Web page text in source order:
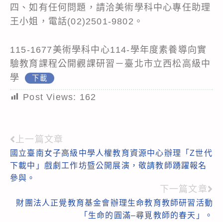
四、如有任何問題，請洽美術學科中心專任助理
王小姐，電話(02)2501-9802。
115-1677美術學科中心114-學年度素養導向實
驗教育課程公開觀課研習－臺北市立西松高級中
學
下載
Post Views: 162
Read
more
articles
上一篇文章
國立臺南女子高級中學人權教育資源中心辦理「Z世代
下載中」戲劇工作坊暨公開展演，敬請教師踴躍報名
參與。
下一篇文章
財團法人正覺教育基金會辦理生命教育教師研習活動
「生命的圓滿–尋覓教師的春天」。